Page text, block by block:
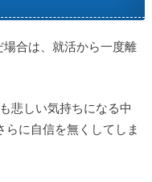
合は、就活から一度離
悲しい気持ちになる中
に自信を無くしてしま